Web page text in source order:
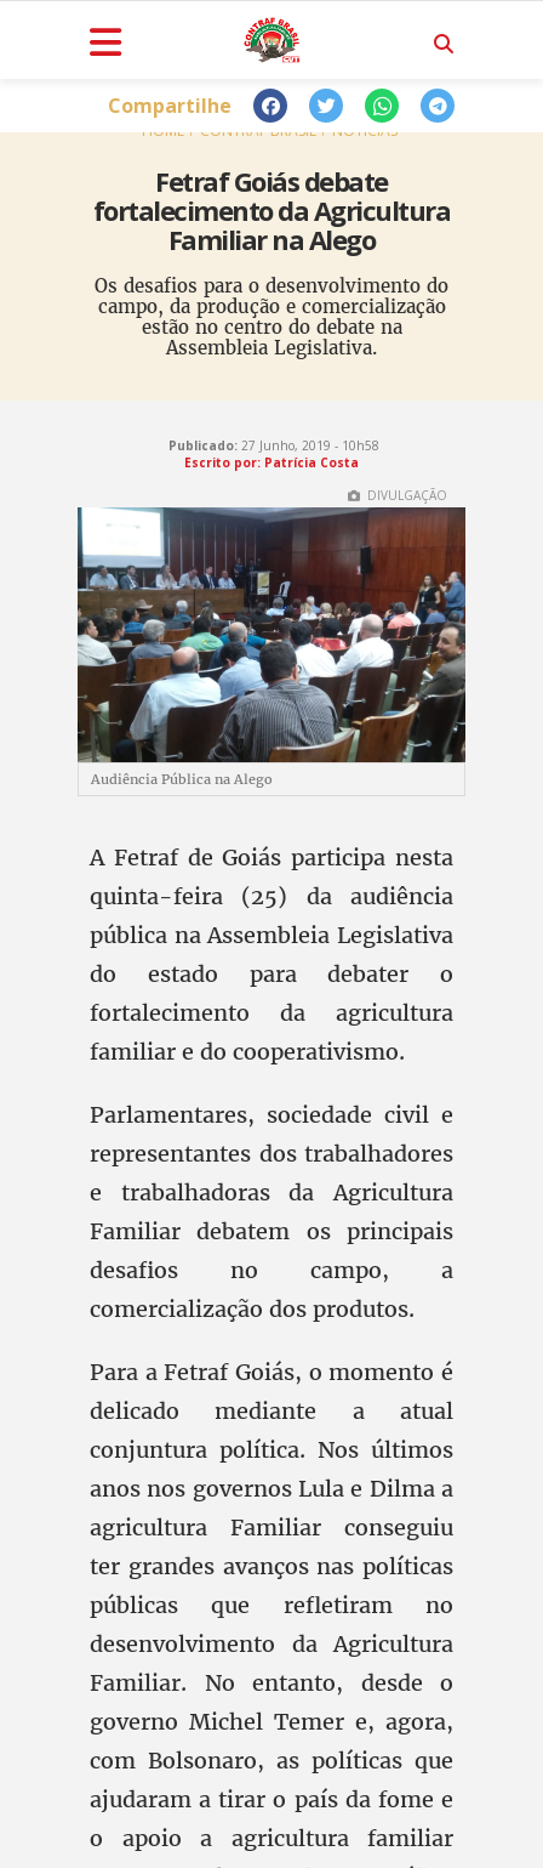
HOME CONTRAF BRASIL NOTÍCIAS
Fetraf Goiás debate
fortalecimento da Agricultura
Familiar na Alego
Os desafios para o desenvolvimento do
campo, da produção e comercialização
estão no centro do debate na
Assembleia Legislativa.
Compartilhe
Publicado:27 Junho, 2019 - 10h58
Escrito por: Patrícia Costa
DIVULGAÇÃO
Audiência Pública na Alego
A Fetraf de Goiás participa nesta
quinta-feira (25) da audiência
pública na Assembleia Legislativa
do estado para debater o
fortalecimento da agricultura
familiar e do cooperativismo.
Parlamentares, sociedade civil e
representantes dos trabalhadores
e trabalhadoras da Agricultura
Familiar debatem os principais
desafios no campo, a
comercialização dos produtos.
Para a Fetraf Goiás, o momento é
delicado mediante a atual
conjuntura política. Nos últimos
anos nos governos Lula e Dilma a
agricultura Familiar conseguiu
ter grandes avanços nas políticas
públicas que refletiram no
desenvolvimento da Agricultura
Familiar. No entanto, desde o
governo Michel Temer e, agora,
com Bolsonaro, as políticas que
ajudaram a tirar o país da fome e
o apoio a agricultura familiar